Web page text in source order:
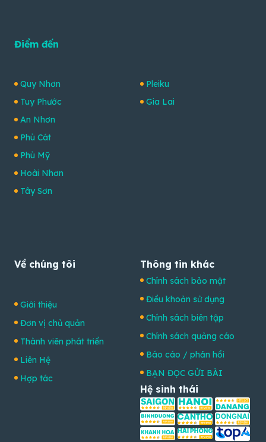
Điểm đến
Quy Nhơn
Tuy Phước
An Nhơn
Phù Cát
Phù Mỹ
Hoài Nhơn
Tây Sơn
Pleiku
Gia Lai
Về chúng tôi
Giới thiệu
Đơn vị chủ quản
Thành viên phát triển
Liên Hệ
Hợp tác
Thông tin khác
Chính sách bảo mật
Điều khoản sử dụng
Chính sách biên tập
Chính sách quảng cáo
Báo cáo / phản hồi
BẠN ĐỌC GỬI BÀI
Hệ sinh thái